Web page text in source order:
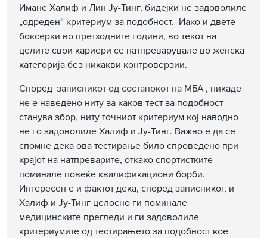
Имане Халиф и Лин Ју-Тинг, бидејќи не задоволиле
„одреден“ критериум за подобност. Иако и двете
боксерки во претходните години, во текот на
целите свои кариери се натпреварувале во женска
категорија без никакви контроверзии.
Според записникот од состанокот на МБА , никаде
не е наведено ниту за каков тест за подобност
станува збор, ниту точниот критериум кој наводно
не го задоволиле Халиф и Ју-Тинг. Важно е да се
спомне дека ова тестирање било спроведено при
крајот на натпреварите, откако спортистките
поминале повеќе квалификациони борби.
Интересен е и фактот дека, според записникот, и
Халиф и Ју-Тинг целосно ги поминале
медицинските прегледи и ги задоволиле
критериумите од тестирањето за подобност кое